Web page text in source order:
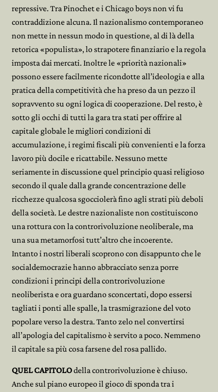
repressive. Tra Pinochet e i Chicago boys non vi fu
contraddizione alcuna. Il nazionalismo contemporaneo
non mette in nessun modo in questione, al di là della
retorica «populista», lo strapotere finanziario e la regola
imposta dai mercati. Inoltre le «priorità nazionali»
possono essere facilmente ricondotte all’ideologia e alla
pratica della competitività che ha preso da un pezzo il
sopravvento su ogni logica di cooperazione. Del resto, è
sotto gli occhi di tutti la gara tra stati per offrire al
capitale globale le migliori condizioni di
accumulazione, i regimi fiscali più convenienti e la forza
lavoro più docile e ricattabile. Nessuno mette
seriamente in discussione quel principio quasi religioso
secondo il quale dalla grande concentrazione delle
ricchezze qualcosa sgocciolerà fino agli strati più deboli
della società. Le destre nazionaliste non costituiscono
una rottura con la controrivoluzione neoliberale, ma
una sua metamorfosi tutt’altro che incoerente.
Intanto i nostri liberali scoprono con disappunto che le
socialdemocrazie hanno abbracciato senza porre
condizioni i principi della controrivoluzione
neoliberista e ora guardano sconcertati, dopo essersi
tagliati i ponti alle spalle, la trasmigrazione del voto
popolare verso la destra. Tanto zelo nel convertirsi
all’apologia del capitalismo è servito a poco. Nemmeno
il capitale sa più cosa farsene del rosa pallido.
QUEL CAPITOLOdella controrivoluzione è chiuso.
Anche sul piano europeo il gioco di sponda tra i